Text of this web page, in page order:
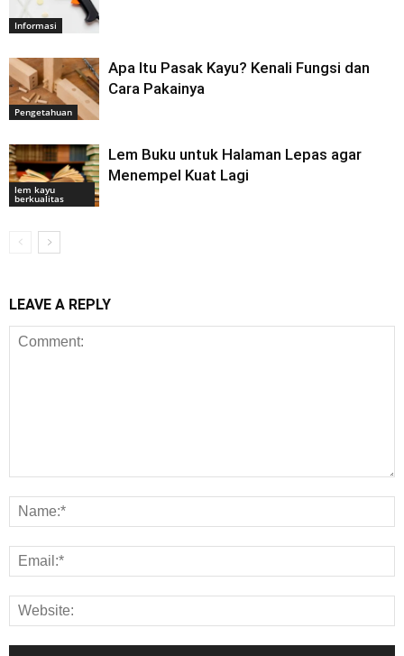
Informasi
Pengetahuan
Apa Itu Pasak Kayu? Kenali Fungsi dan
Cara Pakainya
lem kayu
berkualitas
Lem Buku untuk Halaman Lepas agar
Menempel Kuat Lagi
LEAVE A REPLY